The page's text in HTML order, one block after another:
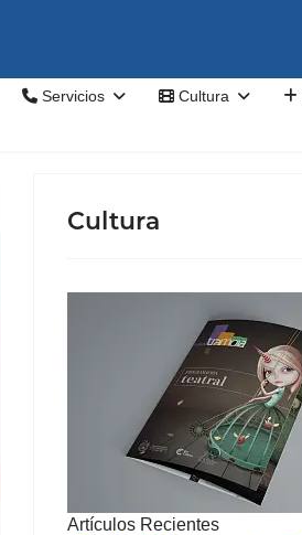
Servicios Cultura
Cultura
Artículos Recientes